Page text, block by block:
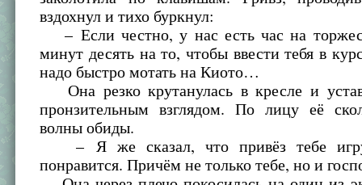
вздохнул и тихо буркнул:
– Если честно, у нас есть час на
минут десять на то, чтобы ввести тебя в
надо быстро мотать на Киото…
Она резко крутанулась в кресле и
пронзительным взглядом. По лицу её
волны обиды.
– Я же сказал, что привёз тебе
понравится. Причём не только тебе, но и